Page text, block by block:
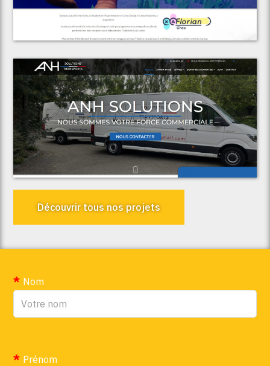
Voir le projet
Florian Gras
Voir le projet
ANH Solutions
Découvrir tous nos projets
Nom
Prénom